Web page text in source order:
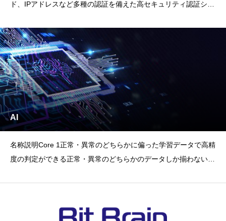
ド、IPアドレスなど多種の認証を備えた高セキュリティ認証シス
に変更可能。 これにより既存システムのパスワードレス化を容
易に実現。SPG IsolateCenter物理
AI
名称説明Core 1正常・異常のどちらかに偏った学習データで高精
度の判定ができる正常・異常のどちらかのデータしか揃わない場